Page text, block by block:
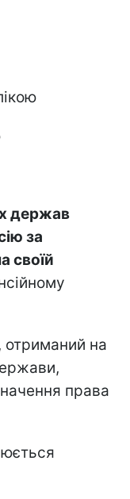
держав
за
своїй
на
права